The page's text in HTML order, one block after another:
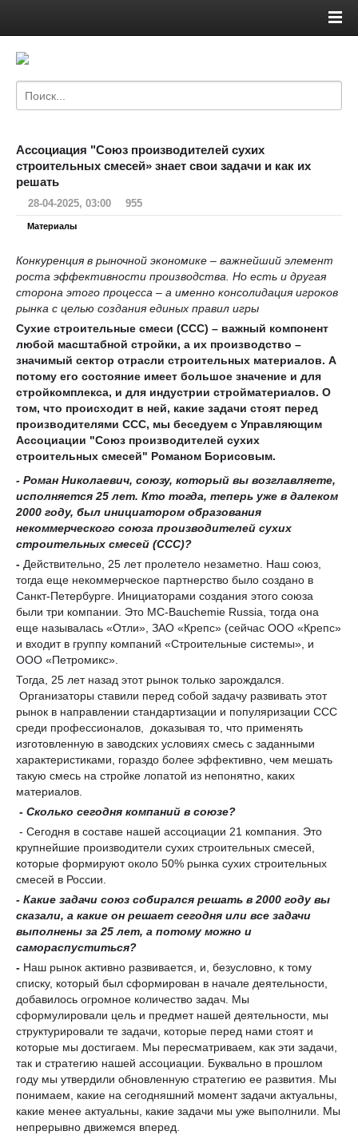
Ассоциация "Союз производителей сухих
строительных смесей» знает свои задачи и как их
решать
28-04-2025, 03:00 955
Материалы
Конкуренция в рыночной экономике – важнейший элемент
роста эффективности производства. Но есть и другая
сторона этого процесса – а именно консолидация игроков
рынка с целью создания единых правил игры
Сухие строительные смеси (ССС) – важный компонент
любой масштабной стройки, а их производство –
значимый сектор отрасли строительных материалов. А
потому его состояние имеет большое значение и для
стройкомплекса, и для индустрии стройматериалов. О
том, что происходит в ней, какие задачи стоят перед
производителями ССС, мы беседуем с Управляющим
Ассоциации "Союз производителей сухих
строительных смесей" Романом Борисовым.
- Роман Николаевич, союзу, который вы возглавляете,
исполняется 25 лет. Кто тогда, теперь уже в далеком
2000 году, был инициатором образования
некоммерческого союза производителей сухих
строительных смесей (ССС)?
- Действительно, 25 лет пролетело незаметно. Наш союз,
тогда еще некоммерческое партнерство было создано в
Санкт-Петербурге. Инициаторами создания этого союза
были три компании. Это MC-Bauchemie Russia, тогда она
еще называлась «Отли», ЗАО «Крепс» (сейчас ООО «Крепс»
и входит в группу компаний «Строительные системы», и
ООО «Петромикс».
Тогда, 25 лет назад этот рынок только зарождался.
Организаторы ставили перед собой задачу развивать этот
рынок в направлении стандартизации и популяризации ССС
среди профессионалов, доказывая то, что применять
изготовленную в заводских условиях смесь с заданными
характеристиками, гораздо более эффективно, чем мешать
такую смесь на стройке лопатой из непонятно, каких
материалов.
- Сколько сегодня компаний в союзе?
- Сегодня в составе нашей ассоциации 21 компания. Это
крупнейшие производители сухих строительных смесей,
которые формируют около 50% рынка сухих строительных
смесей в России.
- Какие задачи союз собирался решать в 2000 году вы
сказали, а какие он решает сегодня или все задачи
выполнены за 25 лет, а потому можно и
самораспуститься?
- Наш рынок активно развивается, и, безусловно, к тому
списку, который был сформирован в начале деятельности,
добавилось огромное количество задач. Мы
сформулировали цель и предмет нашей деятельности, мы
структурировали те задачи, которые перед нами стоят и
которые мы достигаем. Мы пересматриваем, как эти задачи,
так и стратегию нашей ассоциации. Буквально в прошлом
году мы утвердили обновленную стратегию ее развития. Мы
понимаем, какие на сегодняшний момент задачи актуальны,
какие менее актуальны, какие задачи мы уже выполнили . Мы
непрерывно движемся вперед.